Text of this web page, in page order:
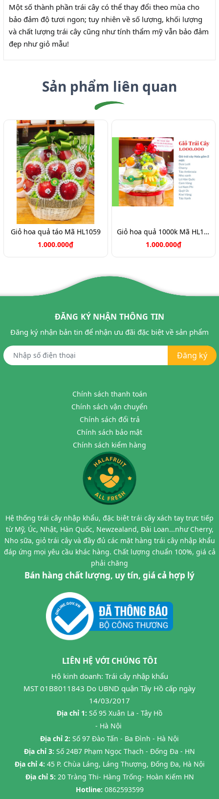
Một số thành phần trái cây có thể thay đổi theo mùa cho
bảo đảm độ tươi ngon; tuy nhiên về số lượng, khối lượng
và chất lượng trái cây cũng như tính thẩm mỹ vẫn bảo đảm
đẹp như giỏ mẫu!
Sản phẩm liên quan
Giỏ hoa quả táo Mã HL1059
1.000.000₫
Giỏ hoa quả 1000k Mã HL1051
1.000.000₫
ĐĂNG KÝ NHẬN THÔNG TIN
Đăng ký nhận bản tin để nhận ưu đãi đặc biệt về sản phẩm
Đăng ký
Chính sách thanh toán
Chính sách vận chuyển
Chính sách đổi trả
Chính sách bảo mật
Chính sách kiểm hàng
Hệ thống trái cây nhập khẩu, đặc biệt trái cây xách tay trực tiếp
từ Mỹ, Úc, Nhật, Hàn Quốc, Newzealand, Đài Loan...như Cherry,
Nho sữa, giỏ trái cây và đầy đủ các mặt hàng trái cây nhập khẩu
đáp ứng mọi yêu cầu khác hàng. Chất lượng chuẩn 100%, giá cả
phải chăng
Bán hàng chất lượng, uy tín, giá cả hợp lý
LIÊN HỆ VỚI CHÚNG TÔI
Hộ kinh doanh: Trái cây nhập khẩu
MST 01B8011843 Do UBND quận Tây Hồ cấp ngày
14/03/2017
Địa chỉ 1: Số 95 Xuân La - Tây Hồ
- Hà Nội
Địa chỉ 2: Số 97 Đào Tấn - Ba Đình - Hà Nội
Địa chỉ 3: Số 24B7 Phạm Ngọc Thạch - Đống Đa - HN
Địa chỉ 4: 45 P. Chùa Láng, Láng Thượng, Đống Đa, Hà Nội
Địa chỉ 5: 20 Tràng Thi- Hàng Trống- Hoàn Kiếm HN
Hotline: 0862593599